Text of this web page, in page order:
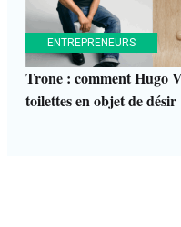
ENTREPRENEURS
Trone : comment Hugo
toilettes en objet de désir